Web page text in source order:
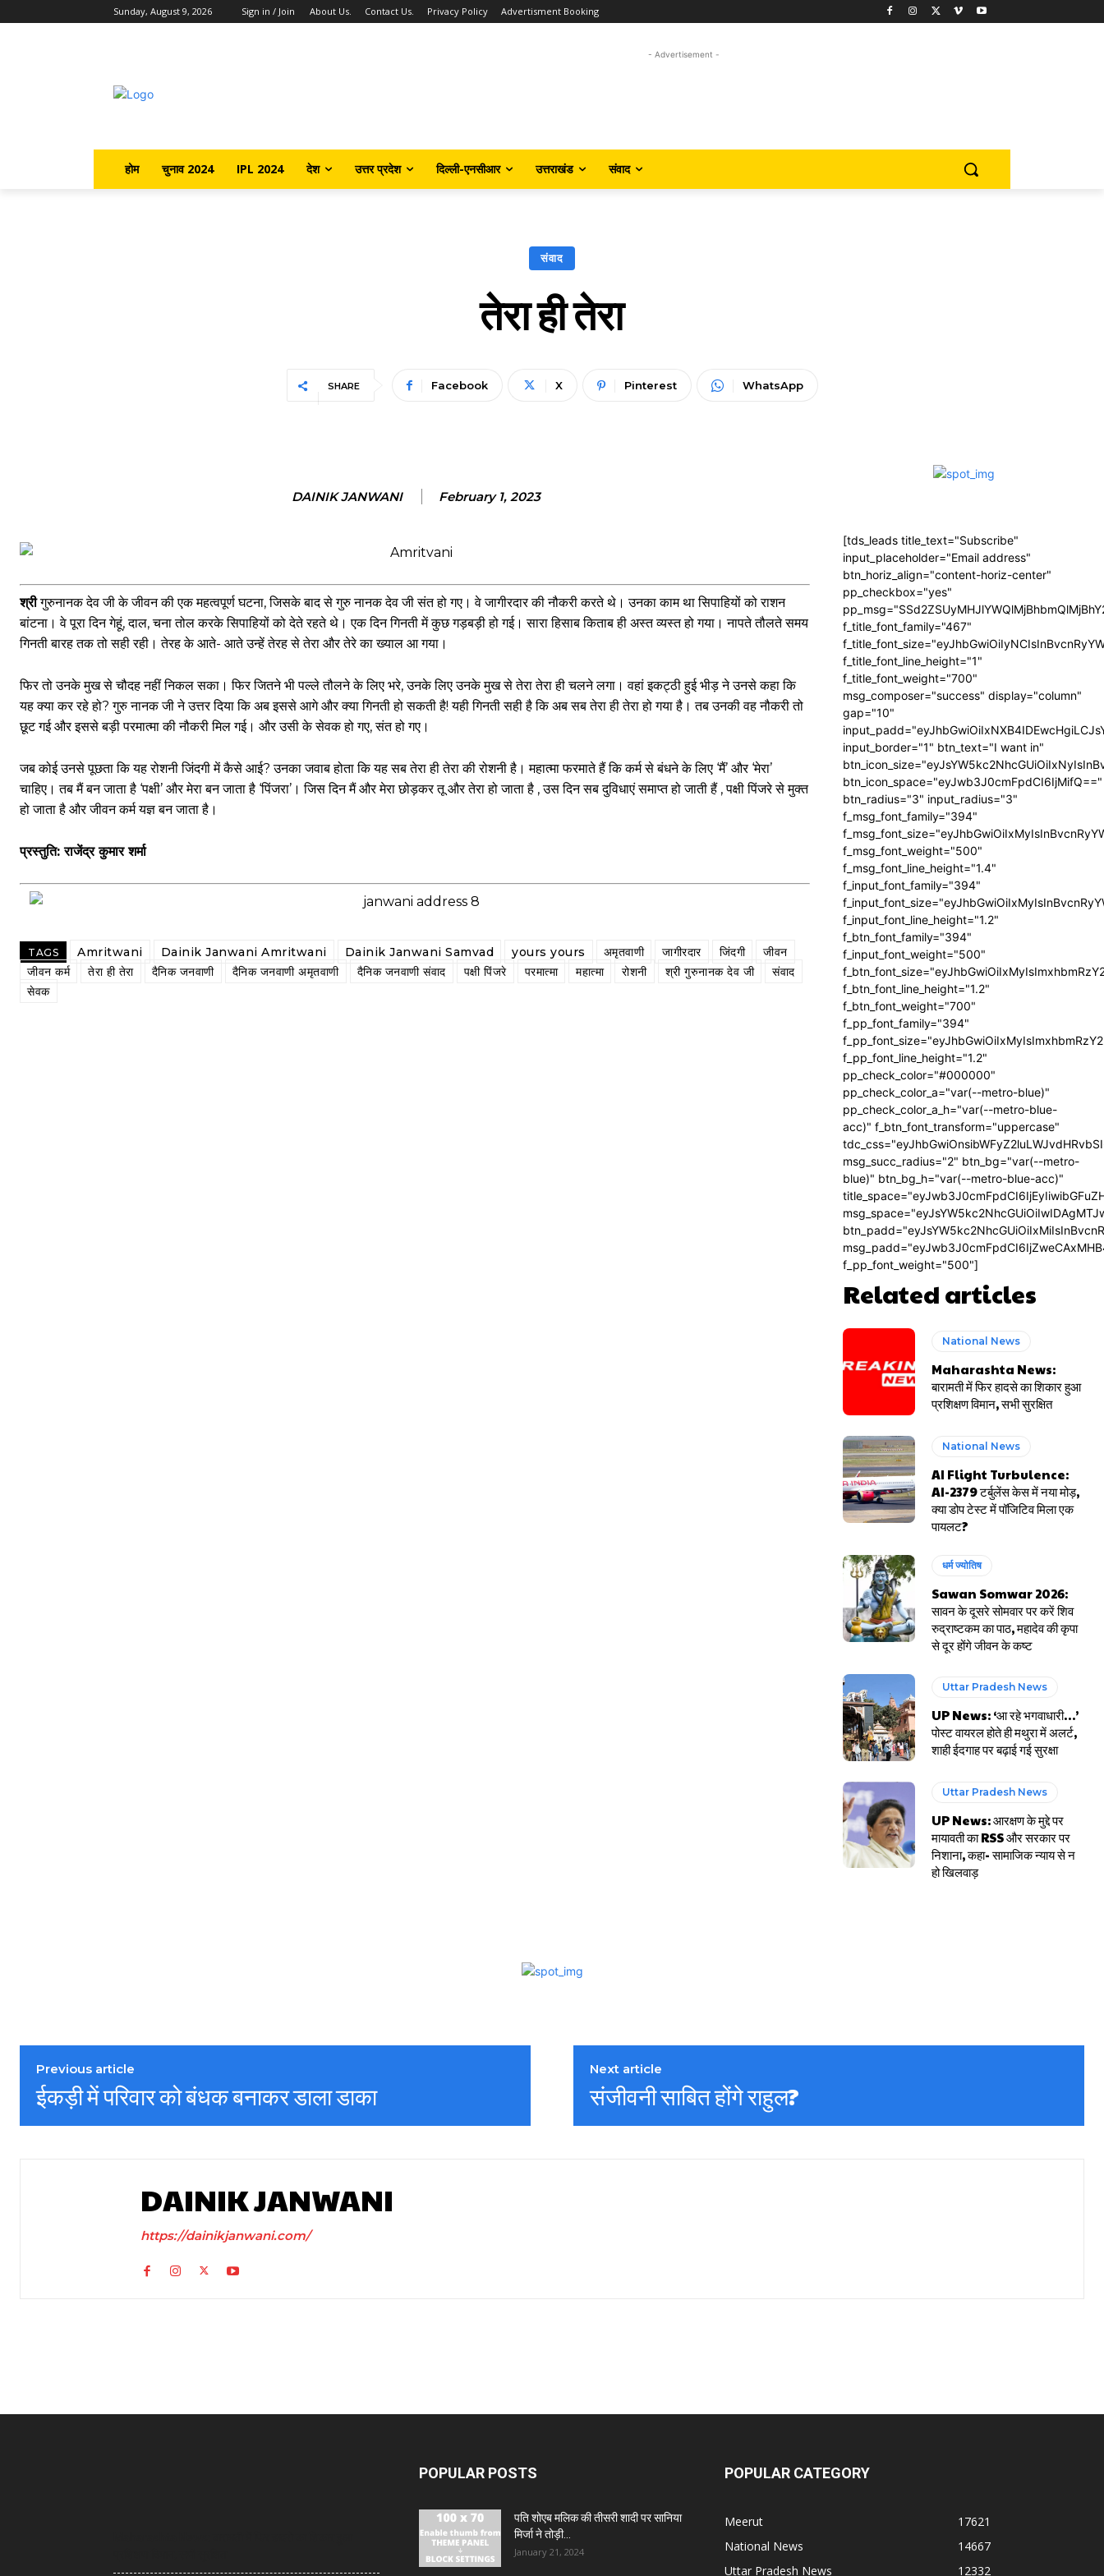
Sunday, August 9, 2026 Sign in / Join About Us. Contact Us. Privacy Policy Advertisment Booking
- Advertisement -
होम चुनाव 2024 IPL 2024 देश उत्तर प्रदेश दिल्ली-एनसीआर उत्तराखंड संवाद
संवाद
तेरा ही तेरा
SHARE Facebook X Pinterest WhatsApp
DAINIK JANWANI February 1, 2023
श्रीगुरुनानक देव जी के जीवन की एक महत्वपूर्ण घटना, जिसके बाद से गुरु नानक देव जी संत हो गए। वे जागीरदार की नौकरी करते थे। उनका काम था सिपाहियों को राशन
बांटना। वे पूरा दिन गेहूं, दाल, चना तोल करके सिपाहियों को देते रहते थे। एक दिन गिनती में कुछ गड़बड़ी हो गई। सारा हिसाब किताब ही अस्त व्यस्त हो गया। नापते तौलते समय
गिनती बारह तक तो सही रही। तेरह के आते- आते उन्हें तेरह से तेरा और तेरे का ख्याल आ गया।
फिर तो उनके मुख से चौदह नहीं निकल सका। फिर जितने भी पल्ले तौलने के लिए भरे, उनके लिए उनके मुख से तेरा तेरा ही चलने लगा। वहां इकट्ठी हुई भीड़ ने उनसे कहा कि
यह क्या कर रहे हो? गुरु नानक जी ने उत्तर दिया कि अब इससे आगे और क्या गिनती हो सकती है! यही गिनती सही है कि अब सब तेरा ही तेरा हो गया है। तब उनकी वह नौकरी तो
छूट गई और इससे बड़ी परमात्मा की नौकरी मिल गई। और उसी के सेवक हो गए, संत हो गए।
जब कोई उनसे पूछता कि यह रोशनी जिंदगी में कैसे आई? उनका जवाब होता कि यह सब तेरा ही तेरा की रोशनी है। महात्मा फरमाते हैं कि कर्म से बंधने के लिए ‘मैं’ और ‘मेरा’
चाहिए। तब मैं बन जाता है ‘पक्षी’ और मेरा बन जाता है ‘पिंजरा’। जिस दिन मैं और मेरा छोड़कर तू और तेरा हो जाता है , उस दिन सब दुविधाएं समाप्त हो जाती हैं , पक्षी पिंजरे से मुक्त
हो जाता है और जीवन कर्म यज्ञ बन जाता है।
प्रस्तुति: राजेंद्र कुमार शर्मा
TAGS Amritwani Dainik Janwani Amritwani Dainik Janwani Samvad yours yours अमृतवाणी जागीरदार जिंदगी
जीवन
जीवन कर्म
तेरा ही तेरा दैनिक जनवाणी दैनिक जनवाणी अमृतवाणी दैनिक जनवाणी संवाद पक्षी पिंजरे परमात्मा महात्मा रोशनी श्री गुरुनानक देव जी
संवाद
सेवक
[tds_leads title_text="Subscribe"
input_placeholder="Email address"
btn_horiz_align="content-horiz-center"
pp_checkbox="yes"
f_title_font_family="467"
f_title_font_line_height="1"
f_title_font_weight="700"
msg_composer="success" display="column"
gap="10"
input_border="1" btn_text="I want in"
btn_icon_space="eyJwb3J0cmFpdCI6IjMifQ=="
btn_radius="3" input_radius="3"
f_msg_font_family="394"
f_msg_font_weight="500"
f_msg_font_line_height="1.4"
f_input_font_family="394"
f_input_font_line_height="1.2"
f_btn_font_family="394"
f_input_font_weight="500"
f_btn_font_line_height="1.2"
f_btn_font_weight="700"
f_pp_font_family="394"
f_pp_font_line_height="1.2"
pp_check_color="#000000"
pp_check_color_a="var(--metro-blue)"
pp_check_color_a_h="var(--metro-blue-
acc)" f_btn_font_transform="uppercase"
msg_succ_radius="2" btn_bg="var(--metro-
blue)" btn_bg_h="var(--metro-blue-acc)"
f_pp_font_weight="500"]
Related articles
National News
Maharashta News:
बारामती में फिर हादसे का शिकार हुआ
प्रशिक्षण विमान, सभी सुरक्षित
National News
AI Flight Turbulence:
AI-2379 टर्बुलेंस केस में नया मोड़,
क्या डोप टेस्ट में पॉजिटिव मिला एक
पायलट?
धर्म ज्योतिष
Sawan Somwar 2026:
सावन के दूसरे सोमवार पर करें शिव
रुद्राष्टकम का पाठ, महादेव की कृपा
से दूर होंगे जीवन के कष्ट
Uttar Pradesh News
UP News: ‘आ रहे भगवाधारी…’
पोस्ट वायरल होते ही मथुरा में अलर्ट,
शाही ईदगाह पर बढ़ाई गई सुरक्षा
Uttar Pradesh News
UP News: आरक्षण के मुद्दे पर
मायावती का RSS और सरकार पर
निशाना, कहा- सामाजिक न्याय से न
हो खिलवाड़
Previous article
ईकड़ी में परिवार को बंधक बनाकर डाला डाका
Next article
संजीवनी साबित होंगे राहुल?
DAINIK JANWANI
https://dainikjanwani.com/
POPULAR POSTS
पति शोएब मलिक की तीसरी शादी पर सानिया
मिर्जा ने तोड़ी...
January 21, 2024
POPULAR CATEGORY
Meerut
17621
National News
14667
Uttar Pradesh News
12332